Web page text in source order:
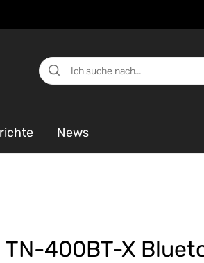
News
TN-400BT-X